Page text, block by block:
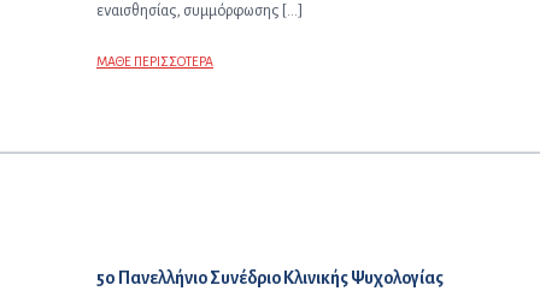
εναισθησίας, συμμόρφωσης […]
ΜΑΘΕ ΠΕΡΙΣΣΟΤΕΡΑ
Επόμενο άρθρο:
5o Πανελλήνιο Συνέδριο Κλινικής Ψυχολογίας